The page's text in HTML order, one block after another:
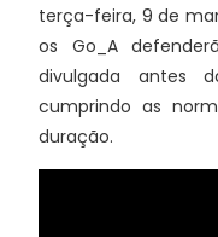
terça-feira, 9 de
os Go_A
divulgada antes
cumprindo as
duração.